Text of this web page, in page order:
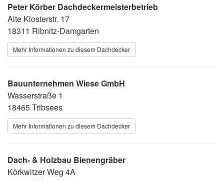
Peter Körber Dachdeckermeisterbetrieb
Alte Klosterstr. 17
18311 Ribnitz-Damgarten
Mehr Informationen zu diesem Dachdecker
Bauunternehmen Wiese GmbH
Wasserstraße 1
18465 Tribsees
Mehr Informationen zu diesem Dachdecker
Dach- & Holzbau Bienengräber
Körkwitzer Weg 4A